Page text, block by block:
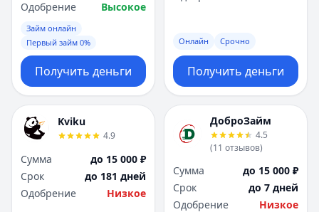
Одобрение
Высокое
Займ онлайн
Первый займ 0%
Получить деньги
Онлайн Срочно
Получить деньги
Kviku
4.9
Сумма
до 15 000 ₽
Срок
до 181 дней
Одобрение
Низкое
ДоброЗайм
4.5
(11 отзывов)
Сумма
до 15 000 ₽
Срок
до 7 дней
Одобрение
Низкое